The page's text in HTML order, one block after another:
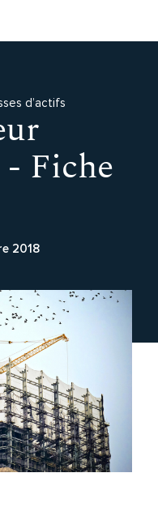
d’actifs
Fiche
2018